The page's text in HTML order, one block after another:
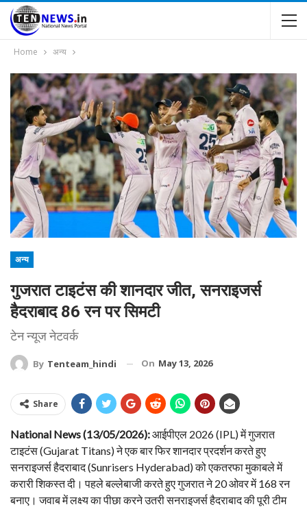
Home अन्य
अन्य
गुजरात टाइटंस की शानदार जीत, सनराइजर्स
हैदराबाद 86 रन पर सिमटी
टेन न्यूज नेटवर्क
By Tenteam_hindi On May 13, 2026
Share
National News (13/05/2026):आईपीएल 2026 (IPL) में गुजरात
टाइटंस‌ (Gujarat Titans) ने एक बार फिर शानदार प्रदर्शन करते हुए
सनराइजर्स हैदराबाद (Sunrisers Hyderabad) को एकतरफा मुकाबले में
करारी शिकस्त दी। पहले बल्लेबाजी करते हुए गुजरात ने 20 ओवर में 168 रन
बनाए। जवाब में लक्ष्य का पीछा करने उतरी सनराइजर्स हैदराबाद की पूरी टीम